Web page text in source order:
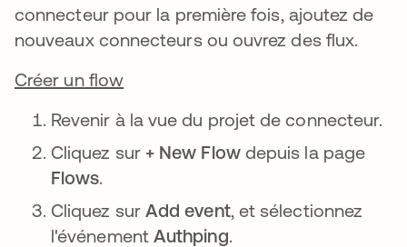
connecteur pour la première fois, ajoutez de
nouveaux connecteurs ou ouvrez des flux.
Créer un flow
Revenir à la vue du projet de connecteur.
Cliquez sur + New Flowdepuis la page
Flows
Cliquez sur Add event, et sélectionnez
l'événement Authping